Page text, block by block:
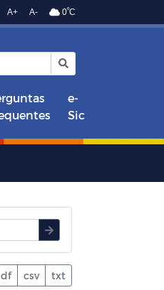
A+ A- 0ºC
e-
Sic
csv txt